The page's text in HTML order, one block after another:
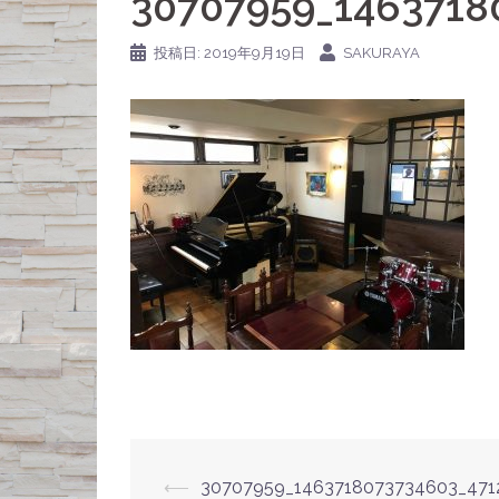
投稿日: 2019年9月19日 SAKURAYA
⟵